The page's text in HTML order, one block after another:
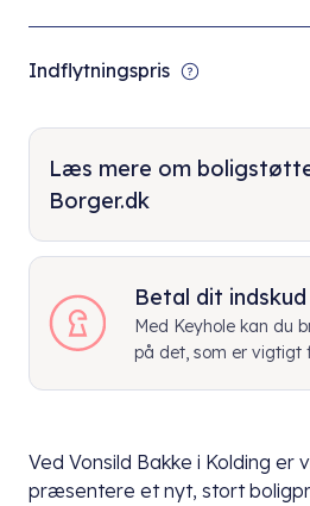
Ved Vonsild Bakke i Kolding er
præsentere et nyt, stort
Indflytningspris
Læs mere om
Borger.dk
Betal dit
Med Keyhole kan du
på det, som er vigtigt